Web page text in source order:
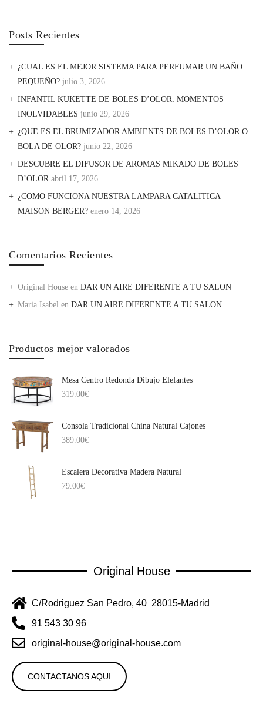
Posts Recientes
¿CUAL ES EL MEJOR SISTEMA PARA PERFUMAR UN BAÑO
PEQUEÑO? julio 3, 2026
INFANTIL KUKETTE DE BOLES D’OLOR: MOMENTOS
INOLVIDABLES junio 29, 2026
¿QUE ES EL BRUMIZADOR AMBIENTS DE BOLES D’OLOR O
BOLA DE OLOR? junio 22, 2026
DESCUBRE EL DIFUSOR DE AROMAS MIKADO DE BOLES
D’OLOR abril 17, 2026
¿COMO FUNCIONA NUESTRA LAMPARA CATALITICA
MAISON BERGER? enero 14, 2026
Comentarios Recientes
Original House en DAR UN AIRE DIFERENTE A TU SALON
Maria Isabel en DAR UN AIRE DIFERENTE A TU SALON
Productos mejor valorados
Mesa Centro Redonda Dibujo Elefantes
319.00€
Consola Tradicional China Natural Cajones
389.00€
Escalera Decorativa Madera Natural
79.00€
Original House
C/Rodriguez San Pedro, 40 28015-Madrid
91 543 30 96
original-house@original-house.com
CONTACTANOS AQUI